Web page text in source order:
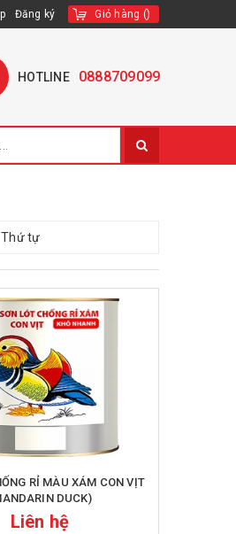
Đăng ký Giỏ hàng ()
HOTLINE 0888709099
Thứ tự
RỈ MÀU XÁM CON VỊT
DUCK)
Liên hệ